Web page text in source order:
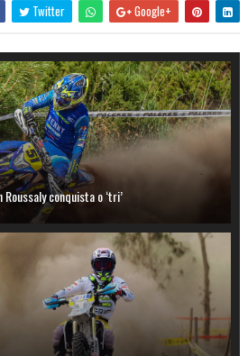
Twitter Google+
conquista o ‘tri’